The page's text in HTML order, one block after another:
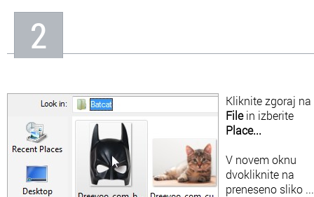
2
Kliknite zgoraj na
Filein izberite
Place...
V novem oknu
dvokliknite na
preneseno sliko ...